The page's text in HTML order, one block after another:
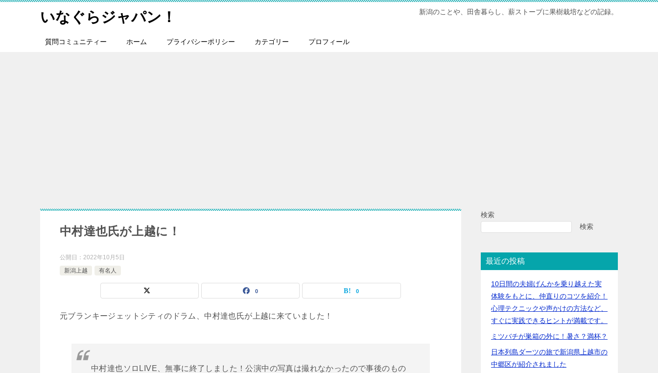
いなぐらジャパン！ 新潟のことや、田舎暮らし、薪ストーブに果樹栽培などの記録。
質問コミュニティー ホーム プライバシーポリシー カテゴリー プロフィール
中村達也氏が上越に！
公開日： 2022年10月5日
新潟上越
有名人
0 0
元ブランキージェットシティのドラム、中村達也氏が上越に来ていました！
中村達也ソロLIVE、無事に終了しました！公演中の写真は撮れなかったので事後のもの
検索
検索
最近の投稿
10日間の夫婦げんかを乗り越えた実
体験をもとに、仲直りのコツを紹介！
心理テクニックや声かけの方法など、
すぐに実践できるヒントが満載です。
ミツバチが巣箱の外に！暑さ？満杯？
日本列島ダーツの旅で新潟県上越市の
中郷区が紹介されました